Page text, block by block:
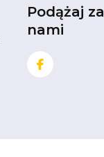
Podążaj za
nami